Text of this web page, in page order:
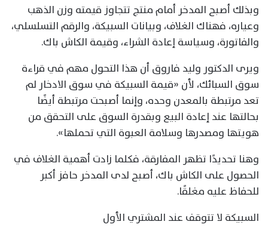
وبذلك أصبح المدخر أمام منتج تتجاوز قيمته وزن الذهب
وعياره، فهناك الغلاف، وبيانات السبيكة، والرقم التسلسلي،
والفاتورة، وسياسة إعادة الشراء، وقيمة الكاش باك.
ويرى الدكتور وليد فاروق أن هذا التحول مهم في قراءة
سوق السبائك، لأن «قيمة السبيكة في سوق الادخار لم
تعد مرتبطة بالمعدن وحده، وإنما أصبحت مرتبطة أيضًا
بحالتها عند إعادة البيع وبقدرة السوق على التحقق من
هويتها ومصدرها وسلامة العبوة التي تحملها».
وهنا تحديدًا تظهر المفارقة، فكلما زادت أهمية الغلاف في
الحصول على الكاش باك، أصبح لدى المدخر حافز أكبر
للحفاظ عليه مغلقًا.
السبيكة لا تتوقف عند المشتري الأول